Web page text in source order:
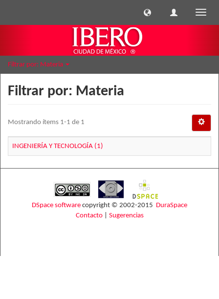
Filtrar por: Materia
Filtrar por: Materia
Mostrando ítems 1-1 de 1
INGENIERÍA Y TECNOLOGÍA (1)
DSpace software copyright © 2002-2015 DuraSpace
Contacto| Sugerencias